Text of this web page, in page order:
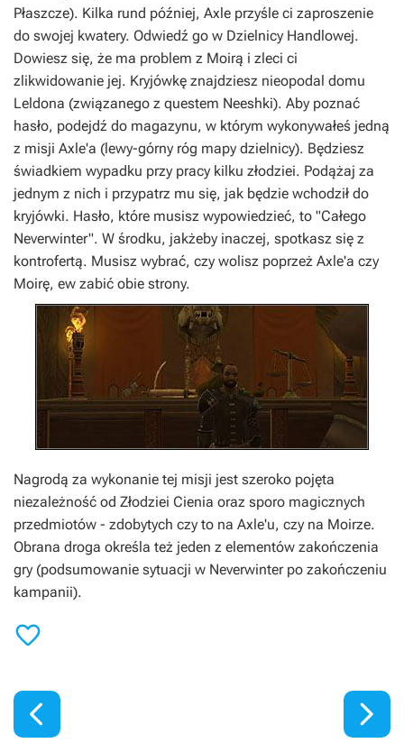
Płaszcze). Kilka rund później, Axle przyśle ci zaproszenie
do swojej kwatery. Odwiedź go w Dzielnicy Handlowej.
Dowiesz się, że ma problem z Moirą i zleci ci
zlikwidowanie jej. Kryjówkę znajdziesz nieopodal domu
Leldona (związanego z questem Neeshki). Aby poznać
hasło, podejdź do magazynu, w którym wykonywałeś jedną
z misji Axle'a (lewy-górny róg mapy dzielnicy). Będziesz
świadkiem wypadku przy pracy kilku złodziei. Podążaj za
jednym z nich i przypatrz mu się, jak będzie wchodził do
kryjówki. Hasło, które musisz wypowiedzieć, to "Całego
Neverwinter". W środku, jakżeby inaczej, spotkasz się z
kontrofertą. Musisz wybrać, czy wolisz poprzeż Axle'a czy
Moirę, ew zabić obie strony.
Nagrodą za wykonanie tej misji jest szeroko pojęta
niezależność od Złodziei Cienia oraz sporo magicznych
przedmiotów - zdobytych czy to na Axle'u, czy na Moirze.
Obrana droga określa też jeden z elementów zakończenia
gry (podsumowanie sytuacji w Neverwinter po zakończeniu
kampanii).

 